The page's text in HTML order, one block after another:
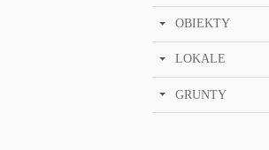
OBIEKTY
LOKALE
GRUNTY